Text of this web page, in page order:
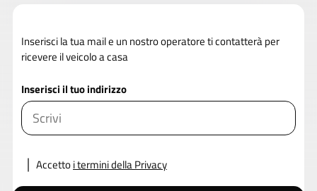
Inserisci la tua mail e un nostro operatore ti contatterà per
ricevere il veicolo a casa
Inserisci il tuo indirizzo
Accettoi termini della Privacy